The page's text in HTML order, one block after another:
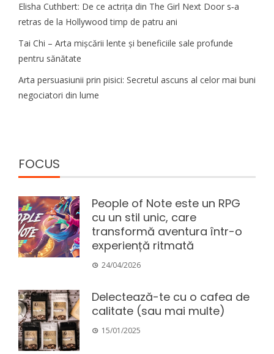
Elisha Cuthbert: De ce actrița din The Girl Next Door s‑a
retras de la Hollywood timp de patru ani
Tai Chi – Arta mișcării lente și beneficiile sale profunde
pentru sănătate
Arta persuasiunii prin pisici: Secretul ascuns al celor mai buni
negociatori din lume
FOCUS
People of Note este un RPG
cu un stil unic, care
transformă aventura într-o
experiență ritmată
24/04/2026
Delectează-te cu o cafea de
calitate (sau mai multe)
15/01/2025